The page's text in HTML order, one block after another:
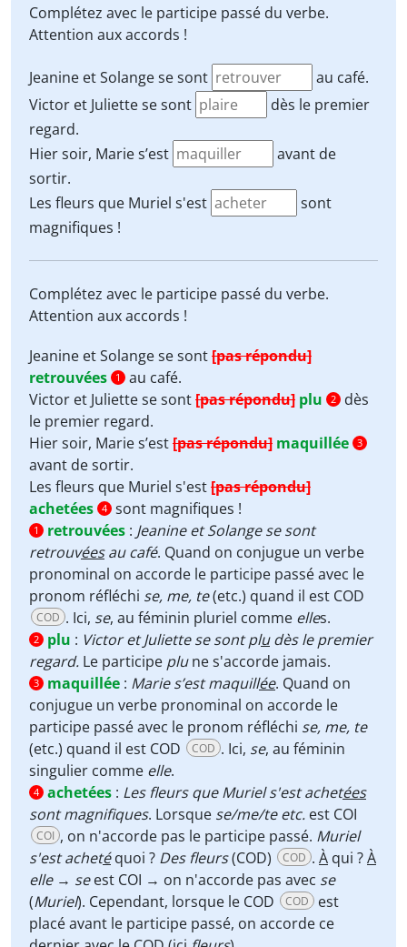
Complétez avec le participe passé du verbe.
Attention aux accords !
Jeanine et Solange se sont
au café.
Victor et Juliette se sont
dès le premier
regard.
Hier soir, Marie s’est
avant de
sortir.
Les fleurs que Muriel s'est
sont
magnifiques !
Complétez avec le participe passé du verbe.
Attention aux accords !
Jeanine et Solange se sont[pas répondu]
retrouvées
1
au café.
Victor et Juliette se sont[pas répondu] plu 2
dès
le premier regard.
Hier soir, Marie s’est[pas répondu] maquillée 3
avant de sortir.
Les fleurs que Muriel s'est[pas répondu]
achetées 4 sont magnifiques !
1 retrouvées : Jeanine et Solange se sont
retrouvéesau café. Quand on conjugue un verbe
pronominal on accorde le participe passé avec le
pronom réfléchi se, me, te(etc.) quand il est COD
COD . Ici, se, au féminin pluriel comme elles.
2 plu : Victor et Juliette se sont pludès le premier
regard. Le participe plune s'accorde jamais.
3 maquillée : Marie s’est maquillée. Quand on
conjugue un verbe pronominal on accorde le
participe passé avec le pronom réfléchi se, me, te
(etc.) quand il est COD
COD . Ici, se, au féminin
singulier comme elle.
4 achetées : Les fleurs que Muriel s'est achetées
sont magnifiques. Lorsque se/me/te etc. est COI
COI , on n'accorde pas le participe passé. Muriel
s'est acheté quoi ? Des fleurs(COD) COD . À qui ?À
elle → seest COI → on n'accorde pas avec se
(Muriel). Cependant, lorsque le COD COD
est
placé avant le participe passé, on accorde ce